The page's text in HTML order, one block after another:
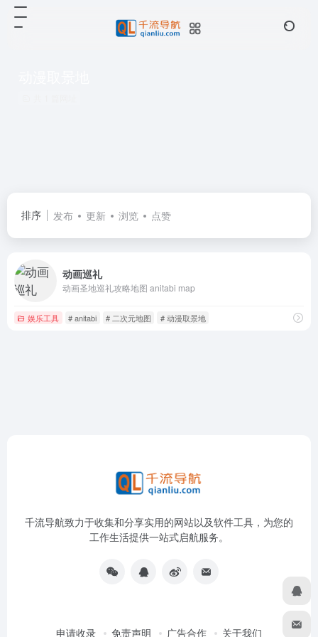
排序 发布 更新 浏览 点赞
动画巡礼
动画圣地巡礼攻略地图 anitabi map
娱乐工具 # anitabi # 二次元地图 # 动漫取景地
千流导航致力于收集和分享实用的网站以及软件工具，为您的
工作生活提供一站式启航服务。
申请收录 免责声明 广告合作 关于我们